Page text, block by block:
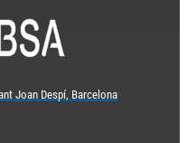
Joan Despí, Barcelona